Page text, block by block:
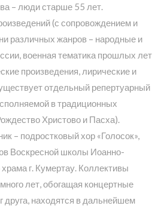
– люди старше 55 лет.
(с сопровождением и
различных жанров – народные и
военная тематика прошлых лет
произведения, лирические и
отдельный репертуарный
в традиционных
Христово и Пасха).
– подростковый хор «Голосок»,
Воскресной школы Иоанно-
г. Кумертау. Коллективы
лет, обогащая концертные
друга, находятся в дальнейшем